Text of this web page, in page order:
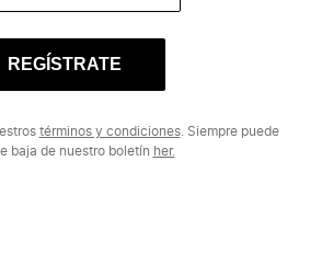
REGÍSTRATE
términos y condiciones. Siempre puede
baja de nuestro boletín her.